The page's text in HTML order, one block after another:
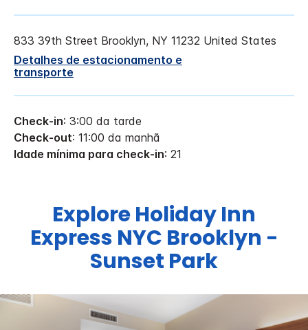
833 39th Street Brooklyn, NY 11232 United States
Detalhes de estacionamento e
transporte
Check-in: 3:00 da tarde
Check-out: 11:00 da manhã
Idade mínima para check-in: 21
ExploreHoliday Inn
Express NYC Brooklyn -
Sunset Park